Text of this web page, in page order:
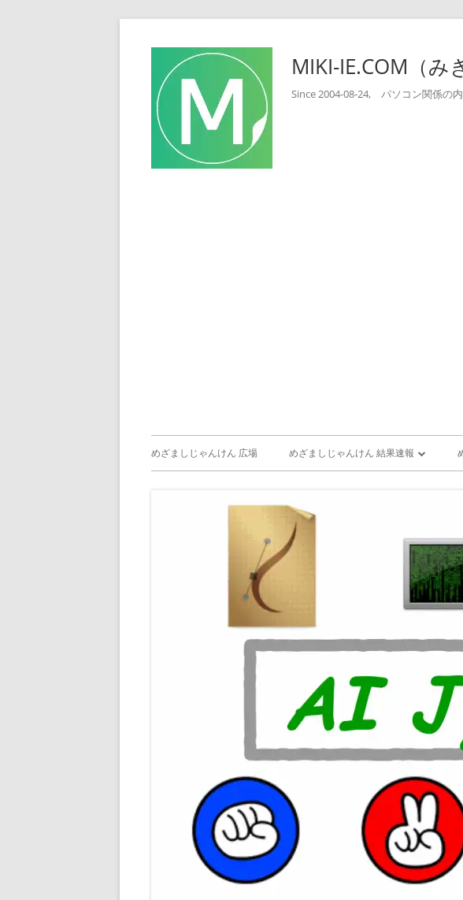
MIKI-IE.COM（み
Since 2004-08-24, パソコン関係の
メ
めざましじゃんけん 広場 めざましじゃんけん 結果速報